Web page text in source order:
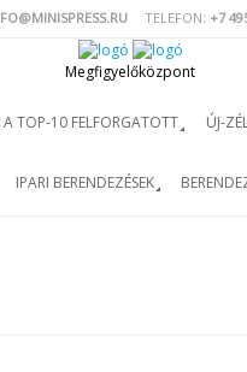
TELEFON: +7
Megfigyelőközpont
A TOP-10 FELFORGATOTT ÚJ-
IPARI BERENDEZÉSEK